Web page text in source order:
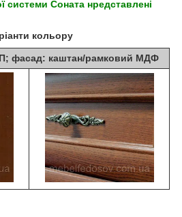
системи Соната нредставлені
кольору
фасад: каштан/рамковий МДФ